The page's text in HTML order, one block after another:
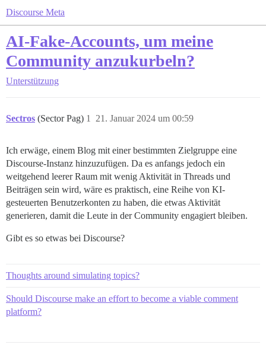
Discourse Meta
AI-Fake-Accounts, um meine
Community anzukurbeln?
Unterstützung
Sectros (Sector Pag) 21. Januar 2024 um 00:59
1
Ich erwäge, einem Blog mit einer bestimmten Zielgruppe eine
Discourse-Instanz hinzuzufügen. Da es anfangs jedoch ein
weitgehend leerer Raum mit wenig Aktivität in Threads und
Beiträgen sein wird, wäre es praktisch, eine Reihe von KI-
gesteuerten Benutzerkonten zu haben, die etwas Aktivität
generieren, damit die Leute in der Community engagiert bleiben.
Gibt es so etwas bei Discourse?
Thoughts around simulating topics?
Should Discourse make an effort to become a viable comment
platform?